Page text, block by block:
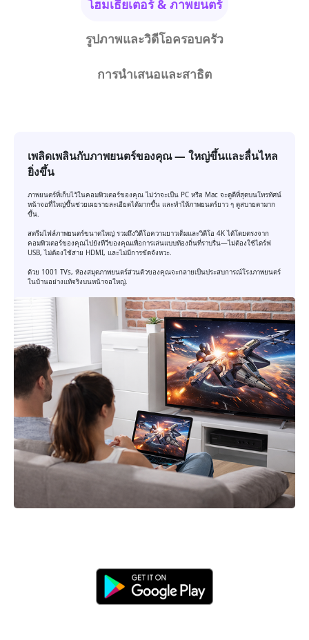
โฮมเธียเตอร์ & ภาพยนตร์
รูปภาพและวิดีโอครอบครัว
การนำเสนอและสาธิต
เพลิดเพลินกับภาพยนตร์ของคุณ — ใหญ่ขึ้นและลื่นไหล
ยิ่งขึ้น
ภาพยนตร์ที่เก็บไว้ในคอมพิวเตอร์ของคุณ ไม่ว่าจะเป็น PC หรือ Mac จะดูดีที่สุดบนโทรทัศน์
หน้าจอที่ใหญ่ขึ้นช่วยเผยรายละเอียดได้มากขึ้น และทำให้ภาพยนตร์ยาว ๆ ดูสบายตามาก
ขึ้น.
สตรีมไฟล์ภาพยนตร์ขนาดใหญ่ รวมถึงวิดีโอความยาวเต็มและวิดีโอ 4K ได้โดยตรงจาก
คอมพิวเตอร์ของคุณไปยังทีวีของคุณเพื่อการเล่นแบบท้องถิ่นที่ราบรื่น—ไม่ต้องใช้ไดร์ฟ
USB, ไม่ต้องใช้สาย HDMI, และไม่มีการขัดจังหวะ.
ด้วย 1001 TVs, ห้องสมุดภาพยนตร์ส่วนตัวของคุณจะกลายเป็นประสบการณ์โรงภาพยนตร์
ในบ้านอย่างแท้จริงบนหน้าจอใหญ่.